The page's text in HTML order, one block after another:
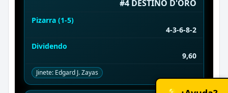
#4 DESTINO D'ORO
Pizarra (1-5)
4-3-6-8-2
Dividendo
9,60
Jinete: Edgard J. Zayas